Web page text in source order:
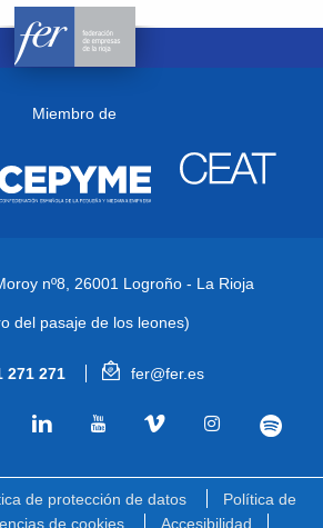
Miembro de
nº8, 26001 Logroño - La Rioja
del pasaje de los leones)
271 271 fer@fer.es
de protección de datos
Política de
de cookies Accesibilidad